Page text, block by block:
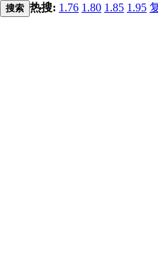
搜索 热搜: 1.76 1.80 1.85 1.95